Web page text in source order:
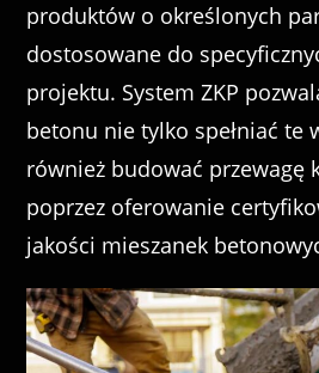
produktów o określonych
dostosowane do
projektu. System ZKP
betonu nie tylko spełniać te
również budować przewagę
poprzez oferowanie
jakości mieszanek